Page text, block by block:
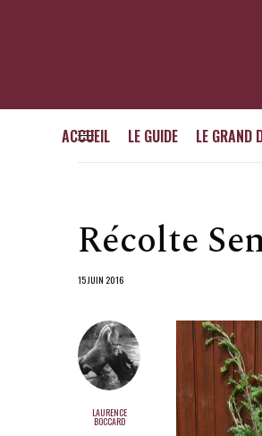
ACCUEIL LE GUIDE LE GRAND
Récolte
15 JUIN 2016
LAURENCE
BOCCARD